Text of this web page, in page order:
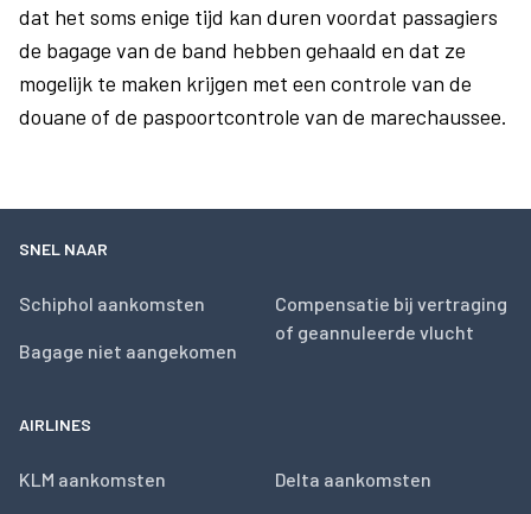
dat het soms enige tijd kan duren voordat passagiers
de bagage van de band hebben gehaald en dat ze
mogelijk te maken krijgen met een controle van de
douane of de paspoortcontrole van de marechaussee.
SNEL NAAR
Schiphol aankomsten
Bagage niet aangekomen
Compensatie bij vertraging
of geannuleerde vlucht
AIRLINES
KLM aankomsten Delta aankomsten